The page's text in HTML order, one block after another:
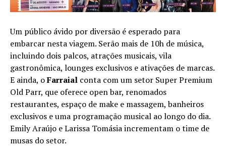
Um público ávido por diversão é esperado para
embarcar nesta viagem. Serão mais de 10h de música,
incluindo dois palcos, atrações musicais, vila
gastronômica, lounges exclusivos e ativações de marcas.
E ainda, oFarraial conta com um setor Super Premium
Old Parr, que oferece open bar, renomados
restaurantes, espaço de make e massagem, banheiros
exclusivos e uma programação musical ao longo do dia.
Emily Araújo e Larissa Tomásia incrementam o time de
musas do setor.